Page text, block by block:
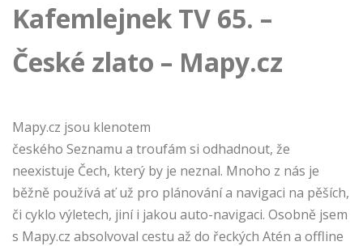
Kafemlejnek TV 65. –
České zlato – Mapy.cz
Mapy.cz jsou klenotem
českého Seznamu a troufám si odhadnout, že
neexistuje Čech, který by je neznal. Mnoho z nás je
běžně používá ať už pro plánování a navigaci na pěších,
či cyklo výletech, jiní i jakou auto-navigaci. Osobně jsem
s Mapy.cz absolvoval cestu až do řeckých Atén a offline